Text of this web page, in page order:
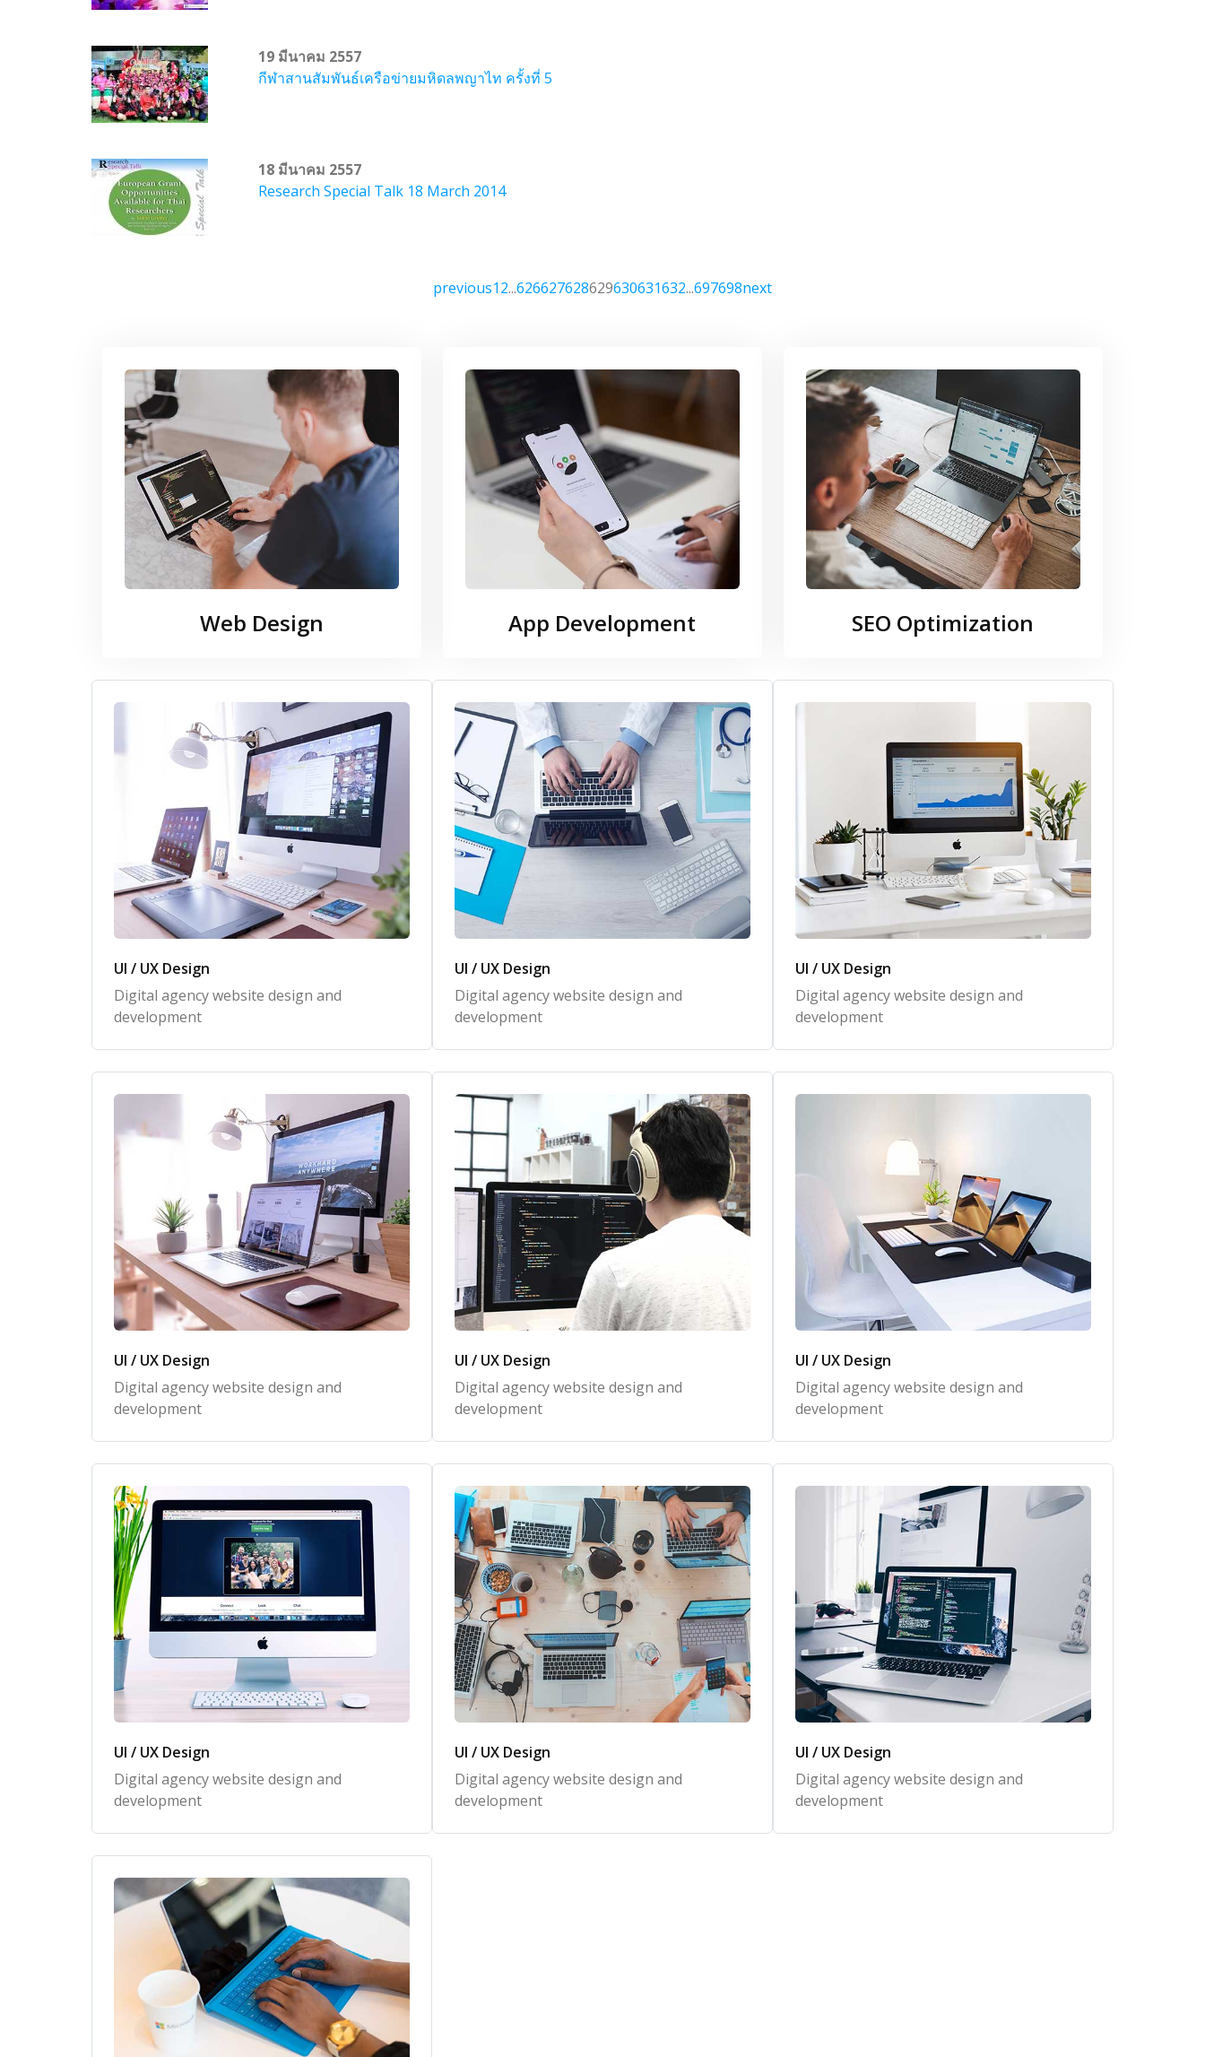
19 มีนาคม 2557
กีฬาสานสัมพันธ์เครือข่ายมหิดลพญาไท ครั้งที่ 5
18 มีนาคม 2557
Research Special Talk 18 March 2014
previous12...626627628629630631632...697698next
Web Design App Development SEO Optimization
UI / UX Design
Digital agency website design and
development
UI / UX Design
Digital agency website design and
development
UI / UX Design
Digital agency website design and
development
UI / UX Design
Digital agency website design and
development
UI / UX Design
Digital agency website design and
development
UI / UX Design
Digital agency website design and
development
UI / UX Design
Digital agency website design and
development
UI / UX Design
Digital agency website design and
development
UI / UX Design
Digital agency website design and
development